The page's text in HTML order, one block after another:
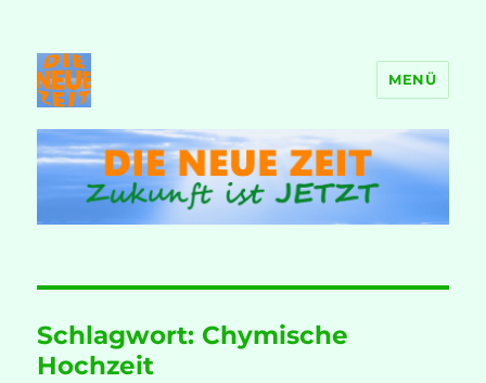
DIE NEUE ZEIT
MENÜ
Schlagwort: Chymische
Hochzeit